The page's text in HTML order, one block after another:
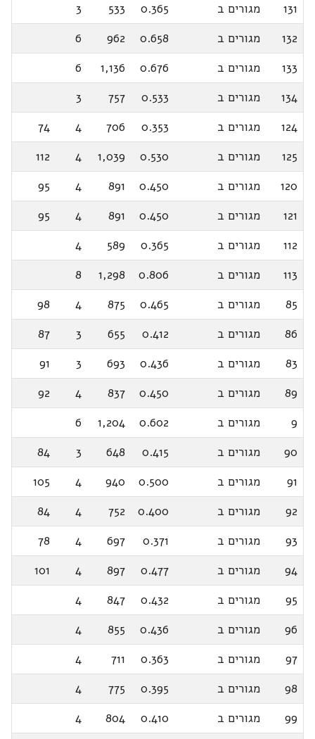
131
מגורים ב 0.365
533
3
132
מגורים ב 0.658
962
6
133
מגורים ב 0.676
1,136
6
134
מגורים ב 0.533
757
3
124
מגורים ב 0.353
706
4
74
125
מגורים ב 0.530
1,039
4
112
120
מגורים ב 0.450
891
4
95
121
מגורים ב 0.450
891
4
95
112
מגורים ב 0.365
589
4
113
מגורים ב 0.806
1,298
8
85
מגורים ב 0.465
875
4
98
86
מגורים ב 0.412
655
3
87
83
מגורים ב 0.436
693
3
91
89
מגורים ב 0.450
837
4
92
9
מגורים ב 0.602
1,204
6
90
מגורים ב 0.415
648
3
84
91
מגורים ב 0.500
940
4
105
92
מגורים ב 0.400
752
4
84
93
מגורים ב 0.371
697
4
78
94
מגורים ב 0.477
897
4
101
95
מגורים ב 0.432
847
4
96
מגורים ב 0.436
855
4
97
מגורים ב 0.363
711
4
98
מגורים ב 0.395
775
4
99
מגורים ב 0.410
804
4